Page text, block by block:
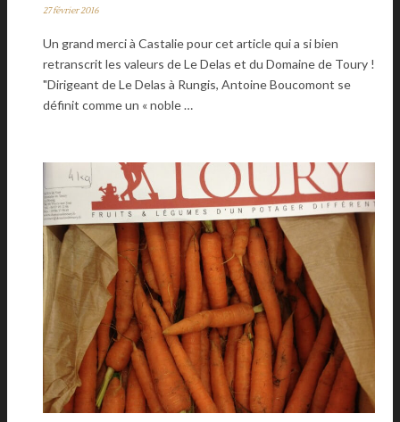
27 février 2016
Un grand merci à Castalie pour cet article qui a si bien
retranscrit les valeurs de Le Delas et du Domaine de Toury !
"Dirigeant de Le Delas à Rungis, Antoine Boucomont se
définit comme un « noble …